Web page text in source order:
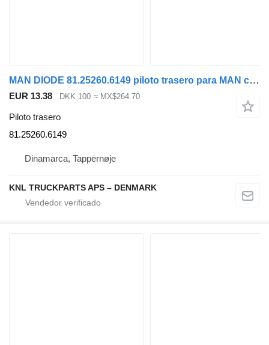
MAN DIODE 81.25260.6149 piloto trasero para MAN camión
EUR 13.38 DKK 100 ≈ MX$264.70
Piloto trasero
81.25260.6149
Dinamarca, Tappernøje
KNL TRUCKPARTS APS – DENMARK